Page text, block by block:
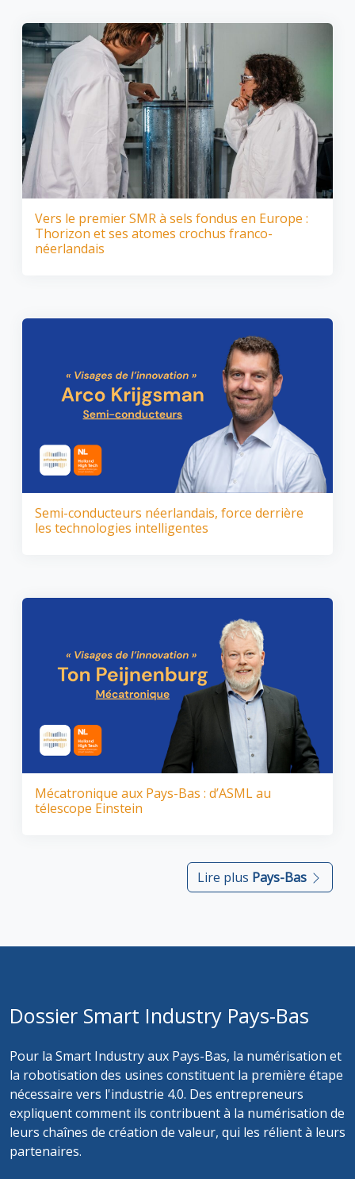
Vers le premier SMR à sels fondus en Europe :
Thorizon et ses atomes crochus franco-
néerlandais
Semi-conducteurs néerlandais, force derrière
les technologies intelligentes
Mécatronique aux Pays-Bas : d’ASML au
télescope Einstein
Lire plus Pays-Bas
Dossier Smart Industry Pays-Bas
Pour la Smart Industry aux Pays-Bas, la numérisation et
la robotisation des usines constituent la première étape
nécessaire vers l'industrie 4.0. Des entrepreneurs
expliquent comment ils contribuent à la numérisation de
leurs chaînes de création de valeur, qui les rélient à leurs
partenaires.